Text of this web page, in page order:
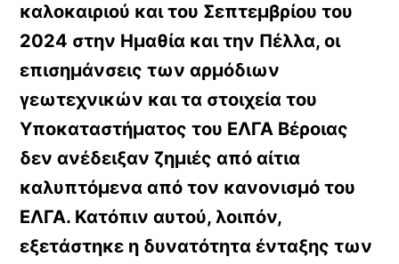
καλοκαιριού και του Σεπτεμβρίου του
2024 στην Ημαθία και την Πέλλα, οι
επισημάνσεις των αρμόδιων
γεωτεχνικών και τα στοιχεία του
Υποκαταστήματος του ΕΛΓΑ Βέροιας
δεν ανέδειξαν ζημιές από αίτια
καλυπτόμενα από τον κανονισμό του
ΕΛΓΑ. Κατόπιν αυτού, λοιπόν,
εξετάστηκε η δυνατότητα ένταξης των